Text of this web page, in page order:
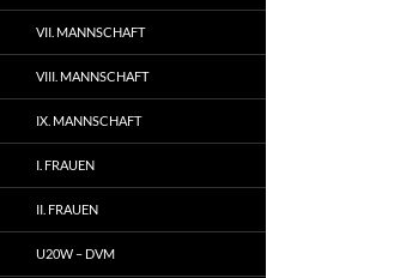
VII. MANNSCHAFT
VIII. MANNSCHAFT
IX. MANNSCHAFT
I. FRAUEN
II. FRAUEN
U20W – DVM